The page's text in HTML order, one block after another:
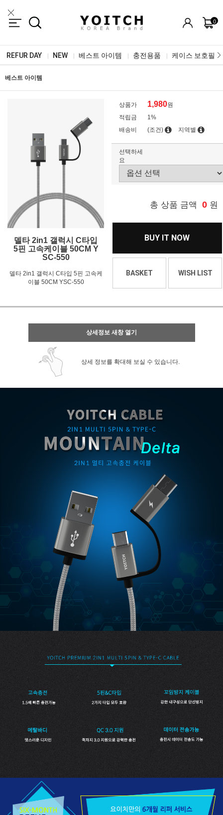
0
REFUR DAY NEW 베스트 아이템 충전용품 케이스 보호필름
베스트 아이템
델타 2in1 갤럭시 C타입
5핀 고속케이블 50CM Y
SC-550
델타 2in1 갤럭시 C타입 5핀 고속케
이블 50CM YSC-550
상품가 1,980원
적립금
1%
배송비
(조건) 지역별
선택하세
요
총 상품 금액 0 원
BUY IT NOW
BASKET WISH LIST
상세정보 새창 열기
상세 정보를 확대해 보실 수 있습니다.